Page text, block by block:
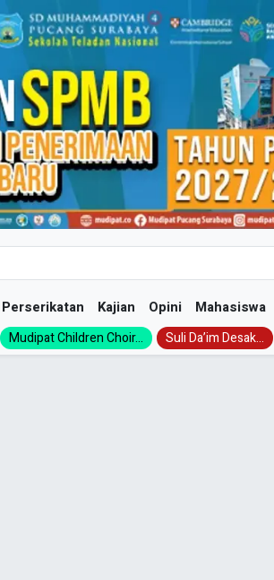
Kajian Opini Mahasiswa
Mudipat Children Choir... Suli Da’im Desak...